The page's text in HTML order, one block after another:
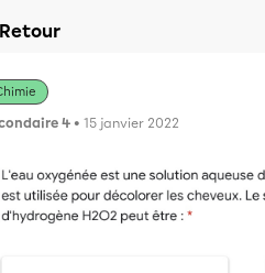
Retour
4 • 15 janvier 2022